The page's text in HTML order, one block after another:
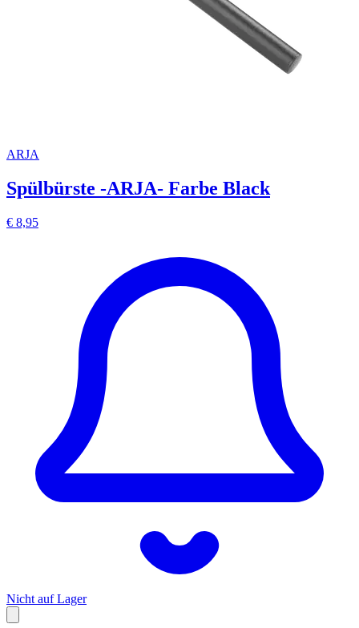
ARJA
Spülbürste -ARJA- Farbe Black
€ 8,95
Nicht auf Lager